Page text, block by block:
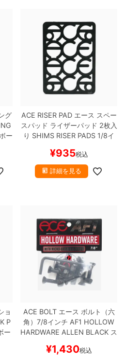
グ
ー
ACE RISER PADエース スペー
スパッド ライザーパッド 2枚入
り SHIMS RISER PADS 1/8イ
¥935税込
詳細を見る
ョ
P
ー
ACE BOLTエース ボルト（六
角）7/8インチ AF1 HOLLOW
HARDWARE ALLEN BLACK ス
¥1,430税込
者におすすめ）
CD）